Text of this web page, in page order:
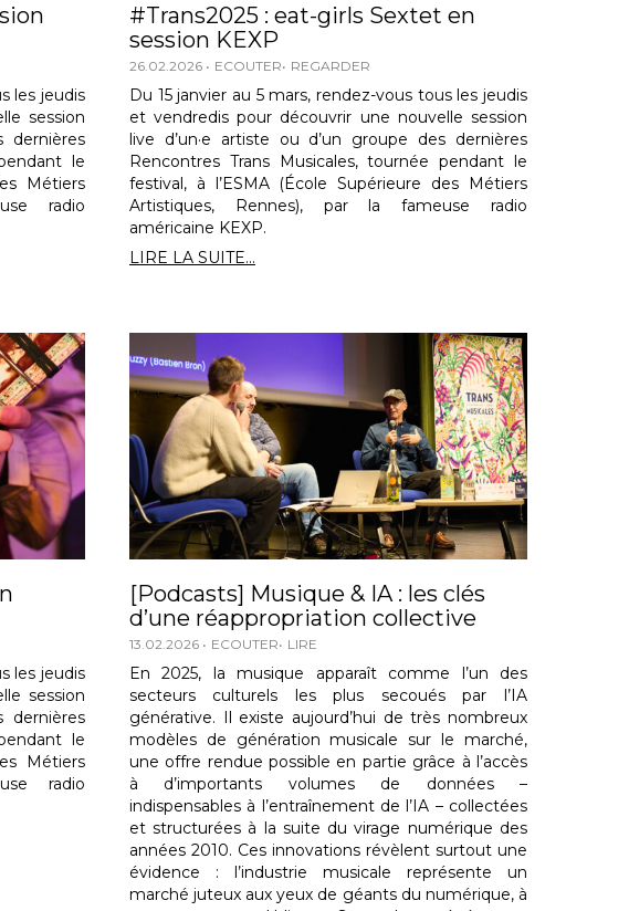
les jeudis
session
dernières
le
Métiers
radio
#Trans2025 : eat-girls Sextet en
session KEXP
26.02.2026 ECOUTER REGARDER
Du 15 janvier au 5 mars, rendez-vous tous les jeudis
et vendredis pour découvrir une nouvelle session
live d’un·e artiste ou d’un groupe des dernières
Rencontres Trans Musicales, tournée pendant le
festival, à l’ESMA (École Supérieure des Métiers
Artistiques, Rennes), par la fameuse radio
américaine KEXP.
LIRE LA SUITE...
les jeudis
session
dernières
le
Métiers
radio
[Podcasts] Musique & IA : les clés
d’une réappropriation collective
13.02.2026 ECOUTER LIRE
En 2025, la musique apparaît comme l’un des
secteurs culturels les plus secoués par l’IA
générative. Il existe aujourd’hui de très nombreux
modèles de génération musicale sur le marché,
une offre rendue possible en partie grâce à l’accès
à d’importants volumes de données –
indispensables à l’entraînement de l’IA – collectées
et structurées à la suite du virage numérique des
années 2010. Ces innovations révèlent surtout une
évidence : l’industrie musicale représente un
marché juteux aux yeux de géants du numérique, à